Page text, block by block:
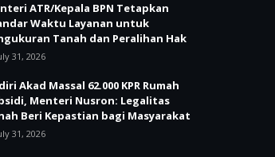
ATR/Kepala BPN Tetapkan
Waktu Layanan untuk
Tanah dan Peralihan Hak
31, 2026
Akad Massal 62.000 KPR Rumah
Menteri Nusron: Legalitas
Beri Kepastian bagi Masyarakat
31, 2026